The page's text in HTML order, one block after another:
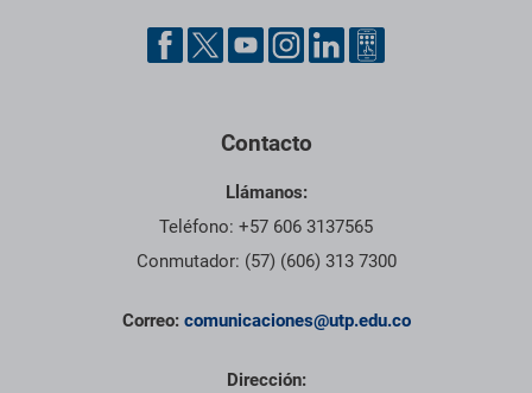
Contacto
Llámanos:
Teléfono: +57 606 3137565
Conmutador: (57) (606) 313 7300
Correo: comunicaciones@utp.edu.co
Dirección: